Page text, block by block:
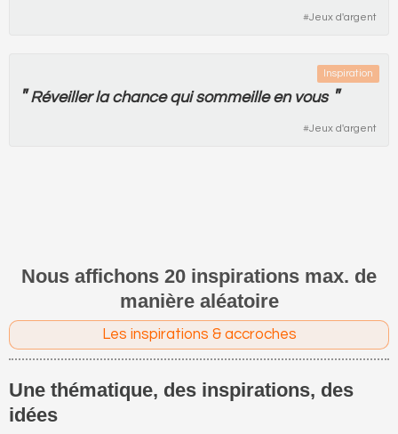
#Jeux d'argent
Inspiration
" Réveiller la chance qui sommeille en vous "
#Jeux d'argent
Nous affichons 20 inspirations max. de
manière aléatoire
Les inspirations & accroches
Une thématique, des inspirations, des
idées